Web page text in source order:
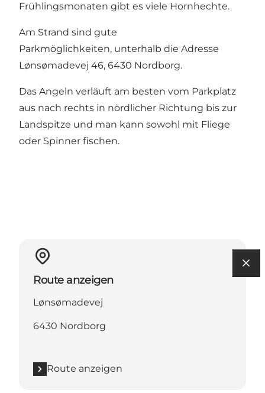
Frühlingsmonaten gibt es viele Hornhechte.
Am Strand sind gute
Parkmöglichkeiten, unterhalb die Adresse
Lønsømadevej 46, 6430 Nordborg.
Das Angeln verläuft am besten vom Parkplatz
aus nach rechts in nördlicher Richtung bis zur
Landspitze und man kann sowohl mit Fliege
oder Spinner fischen.
Route anzeigen
Lønsømadevej
6430 Nordborg
Route anzeigen